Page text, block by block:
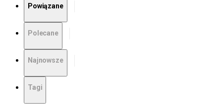
Powiązane
Polecane
Najnowsze
Tagi